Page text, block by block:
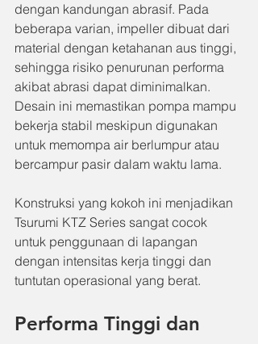
dengan kandungan abrasif. Pada
beberapa varian, impeller dibuat dari
material dengan ketahanan aus tinggi,
sehingga risiko penurunan performa
akibat abrasi dapat diminimalkan.
Desain ini memastikan pompa mampu
bekerja stabil meskipun digunakan
untuk memompa air berlumpur atau
bercampur pasir dalam waktu lama.
Konstruksi yang kokoh ini menjadikan
Tsurumi KTZ Series sangat cocok
untuk penggunaan di lapangan
dengan intensitas kerja tinggi dan
tuntutan operasional yang berat.
Performa Tinggi dan